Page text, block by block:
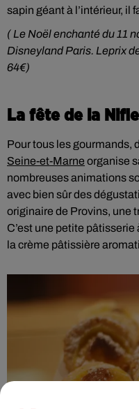
sapin géant à l’intérieur, il
( Le Noël enchanté du 11
Disneyland Paris. Leprix
64€)
La fête de la
Pour tous les gourmands,
Seine-et-Marne organise
nombreuses animations
avec bien sûr des
originaire de Provins, une
C’est une petite
la crème pâtissière